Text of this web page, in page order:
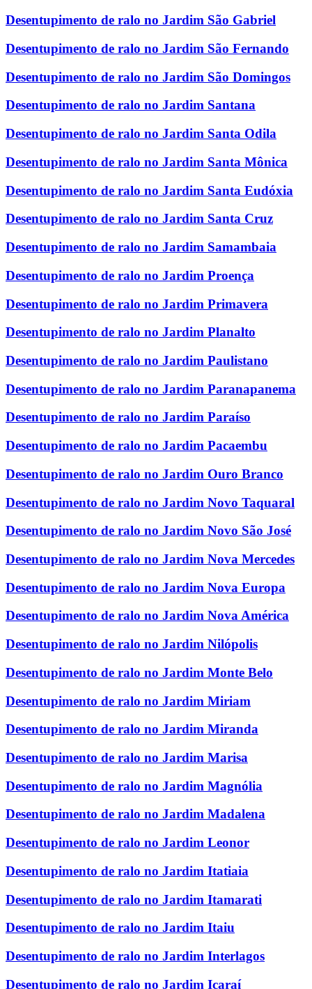
Desentupimento de ralo no Jardim São Gabriel
Desentupimento de ralo no Jardim São Fernando
Desentupimento de ralo no Jardim São Domingos
Desentupimento de ralo no Jardim Santana
Desentupimento de ralo no Jardim Santa Odila
Desentupimento de ralo no Jardim Santa Mônica
Desentupimento de ralo no Jardim Santa Eudóxia
Desentupimento de ralo no Jardim Santa Cruz
Desentupimento de ralo no Jardim Samambaia
Desentupimento de ralo no Jardim Proença
Desentupimento de ralo no Jardim Primavera
Desentupimento de ralo no Jardim Planalto
Desentupimento de ralo no Jardim Paulistano
Desentupimento de ralo no Jardim Paranapanema
Desentupimento de ralo no Jardim Paraíso
Desentupimento de ralo no Jardim Pacaembu
Desentupimento de ralo no Jardim Ouro Branco
Desentupimento de ralo no Jardim Novo Taquaral
Desentupimento de ralo no Jardim Novo São José
Desentupimento de ralo no Jardim Nova Mercedes
Desentupimento de ralo no Jardim Nova Europa
Desentupimento de ralo no Jardim Nova América
Desentupimento de ralo no Jardim Nilópolis
Desentupimento de ralo no Jardim Monte Belo
Desentupimento de ralo no Jardim Miriam
Desentupimento de ralo no Jardim Miranda
Desentupimento de ralo no Jardim Marisa
Desentupimento de ralo no Jardim Magnólia
Desentupimento de ralo no Jardim Madalena
Desentupimento de ralo no Jardim Leonor
Desentupimento de ralo no Jardim Itatiaia
Desentupimento de ralo no Jardim Itamarati
Desentupimento de ralo no Jardim Itaiu
Desentupimento de ralo no Jardim Interlagos
Desentupimento de ralo no Jardim Icaraí